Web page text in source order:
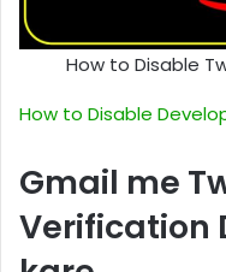
How to Disable
How to Disable
Gmail me
Verification